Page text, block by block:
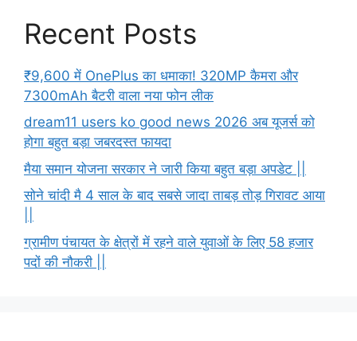
Recent Posts
₹9,600 में OnePlus का धमाका! 320MP कैमरा और
7300mAh बैटरी वाला नया फोन लीक
dream11 users ko good news 2026 अब यूजर्स को
होगा बहुत बड़ा जबरदस्त फायदा
मैया समान योजना सरकार ने जारी किया बहुत बड़ा अपडेट ||
सोने चांदी मै 4 साल के बाद सबसे जादा ताबड़ तोड़ गिरावट आया
ग्रामीण पंचायत के क्षेत्रों में रहने वाले युवाओं के लिए 58 हजार
पदों की नौकरी ||